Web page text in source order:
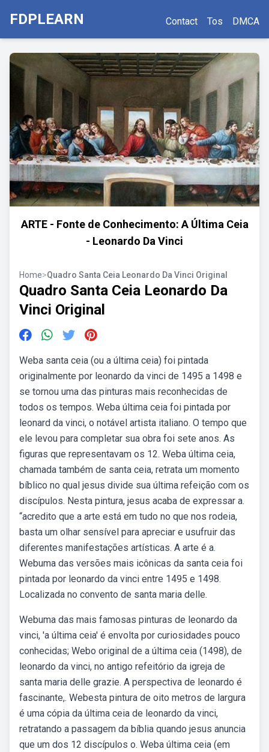
FDPLEARN Contact Tos DMCA
ARTE - Fonte de Conhecimento: A Última Ceia
- Leonardo Da Vinci
Home>Quadro Santa Ceia Leonardo Da Vinci Original
Quadro Santa Ceia Leonardo Da
Vinci Original
Weba santa ceia (ou a última ceia) foi pintada
originalmente por leonardo da vinci de 1495 a 1498 e
se tornou uma das pinturas mais reconhecidas de
todos os tempos. Weba última ceia foi pintada por
leonard da vinci, o notável artista italiano. O tempo que
ele levou para completar sua obra foi sete anos. As
figuras que representavam os 12. Weba última ceia,
chamada também de santa ceia, retrata um momento
bíblico no qual jesus divide sua última refeição com os
discípulos. Nesta pintura, jesus acaba de expressar a.
“acredito que a arte está em tudo no que nos rodeia,
basta um olhar sensível para apreciar e usufruir das
diferentes manifestações artísticas. A arte é a.
Webuma das versões mais icônicas da santa ceia foi
pintada por leonardo da vinci entre 1495 e 1498.
Localizada no convento de santa maria delle.
Webuma das mais famosas pinturas de leonardo da
vinci, 'a última ceia' é envolta por curiosidades pouco
conhecidas; Webo original de a última ceia (1498), de
leonardo da vinci, no antigo refeitório da igreja de
santa maria delle grazie. A perspectiva de leonardo é
fascinante,. Webesta pintura de oito metros de largura
é uma cópia da última ceia de leonardo da vinci,
retratando a passagem da bíblia quando jesus anuncia
que um dos 12 discípulos o. Weba última ceia (em